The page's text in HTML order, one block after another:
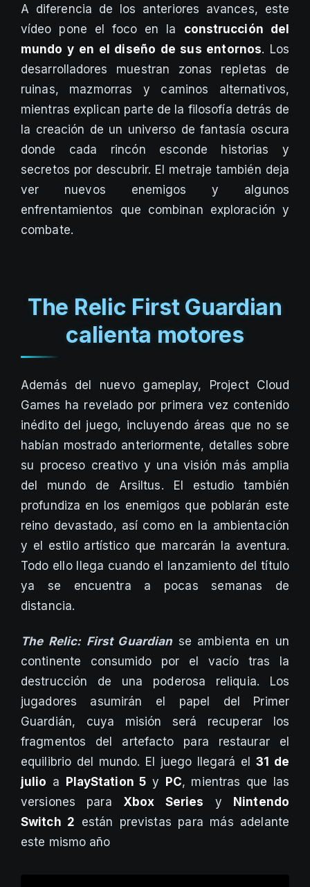
A diferencia de los anteriores avances, este
vídeo pone el foco en la construcción del
mundo y en el diseño de sus entornos. Los
desarrolladores muestran zonas repletas de
ruinas, mazmorras y caminos alternativos,
mientras explican parte de la filosofía detrás de
la creación de un universo de fantasía oscura
donde cada rincón esconde historias y
secretos por descubrir. El metraje también deja
ver nuevos enemigos y algunos
enfrentamientos que combinan exploración y
combate.
The Relic First Guardian
calienta motores
Además del nuevo gameplay, Project Cloud
Games ha revelado por primera vez contenido
inédito del juego, incluyendo áreas que no se
habían mostrado anteriormente, detalles sobre
su proceso creativo y una visión más amplia
del mundo de Arsiltus. El estudio también
profundiza en los enemigos que poblarán este
reino devastado, así como en la ambientación
y el estilo artístico que marcarán la aventura.
Todo ello llega cuando el lanzamiento del título
ya se encuentra a pocas semanas de
distancia.
The Relic: First Guardian se ambienta en un
continente consumido por el vacío tras la
destrucción de una poderosa reliquia. Los
jugadores asumirán el papel del Primer
Guardián, cuya misión será recuperar los
fragmentos del artefacto para restaurar el
equilibrio del mundo. El juego llegará el 31 de
julio a PlayStation 5 y PC, mientras que las
versiones para Xbox Series y
Nintendo
Switch 2 están previstas para más adelante
este mismo año